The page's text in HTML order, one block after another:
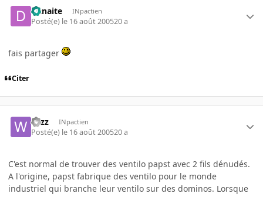
Danaite INpactien
Posté(e) le 16 août 200520 a
fais partager
Citer
wizz INpactien
Posté(e) le 16 août 200520 a
C'est normal de trouver des ventilo papst avec 2 fils dénudés.
A l'origine, papst fabrique des ventilo pour le monde
industriel qui branche leur ventilo sur des dominos. Lorsque